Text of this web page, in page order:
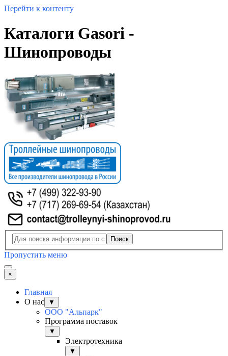
Перейти к контенту
Каталоги Gasori -
Шинопроводы
Поиск
Пропустить меню
×
Главная
О нас
▼
ООО "Альпарк"
Программа поставок
▼
Электротехника
▼